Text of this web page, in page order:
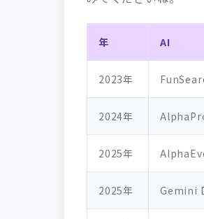
年 AI
2023年
2024年
2025年
2025年 Gemini